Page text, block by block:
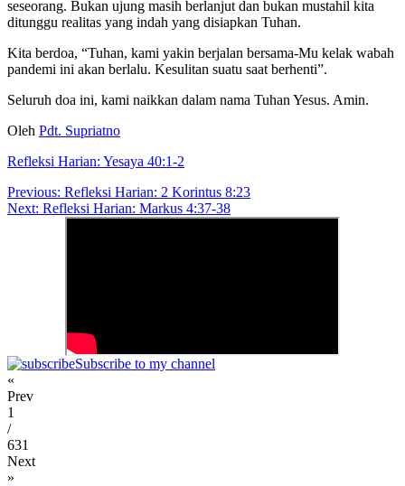
seseorang. Bukan ujung masih berlanjut dan bukan mustahil kita
ditunggu realitas yang indah yang disiapkan Tuhan.
Kita berdoa, “Tuhan, kami yakin berjalan bersama-Mu kelak wabah
pandemi ini akan berlalu. Kesulitan suatu saat berhenti”.
Seluruh doa ini, kami naikkan dalam nama Tuhan Yesus. Amin.
Oleh Pdt. Supriatno
Refleksi Harian: Yesaya 40:1-2
Post
navigation
Previous: Refleksi Harian: 2 Korintus 8:23
Next: Refleksi Harian: Markus 4:37-38
Subscribe to my channel
«
Prev
1
/
631
Next
»